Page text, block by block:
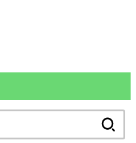
索: